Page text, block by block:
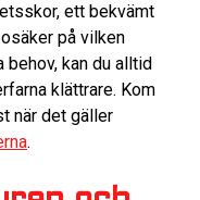
ett bekvämt
på vilken
kan du alltid
klättrare. Kom
när det gäller
.